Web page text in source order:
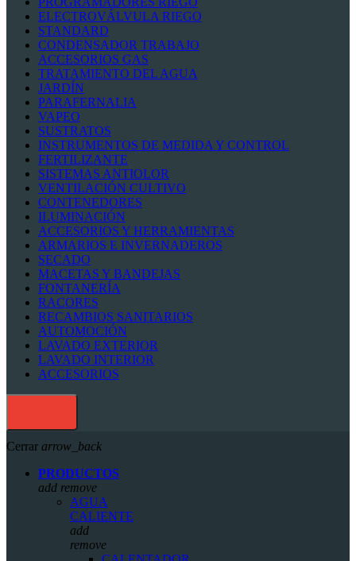
ELECTROVÁLVULA RIEGO
STANDARD
CONDENSADOR TRABAJO
ACCESORIOS GAS
TRATAMIENTO DEL AGUA
JARDÍN
PARAFERNALIA
VAPEO
SUSTRATOS
INSTRUMENTOS DE MEDIDA Y CONTROL
FERTILIZANTE
SISTEMAS ANTIOLOR
VENTILACIÓN CULTIVO
CONTENEDORES
ILUMINACIÓN
ACCESORIOS Y HERRAMIENTAS
ARMARIOS E INVERNADEROS
SECADO
MACETAS Y BANDEJAS
FONTANERÍA
RACORES
RECAMBIOS SANITARIOS
AUTOMOCIÓN
LAVADO EXTERIOR
LAVADO INTERIOR
ACCESORIOS
Cerrar arrow_back
PRODUCTOS
add remove
AGUA
CALIENTE
add
remove